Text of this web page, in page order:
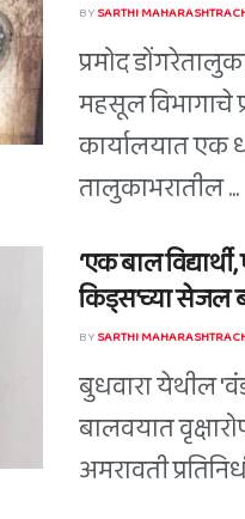
BYSARTHI
प्रमोद
महसूल
कार्यालयात एक
तालुकाभरातील ...
‘एक बाल
किड्स’च्या सेजल
BYSARTHI
बुधवारा येथील
बालवयात
अमरावती